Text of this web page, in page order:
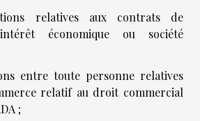
relatives aux contrats de
économique ou société
entre toute personne relatives
relatif au droit commercial
;